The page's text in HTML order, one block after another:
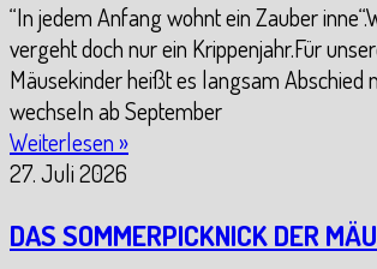
“In jedem Anfang wohnt ein Zauber
vergeht doch nur ein Krippenjahr.Für
Mäusekinder heißt es langsam Abschied
wechseln ab September
Weiterlesen »
27. Juli 2026
DAS SOMMERPICKNICK DER